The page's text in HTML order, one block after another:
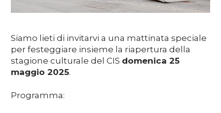
Siamo lieti di invitarvi a una mattinata speciale
per festeggiare insieme la riapertura della
stagione culturale del CIS domenica 25
maggio 2025.
Programma: